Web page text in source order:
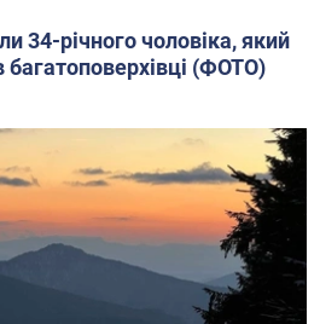
34-річного чоловіка, який
багатоповерхівці (ФОТО)